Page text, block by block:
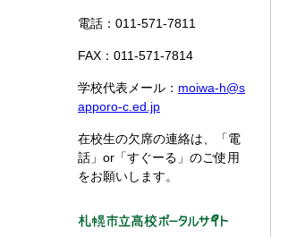
電話：011-571-7811
FAX：011-571-7814
学校代表メール： moiwa-h@s
apporo-c.ed.jp
在校生の欠席の連絡は、「電
話」or「すぐーる」のご使用
をお願いします。